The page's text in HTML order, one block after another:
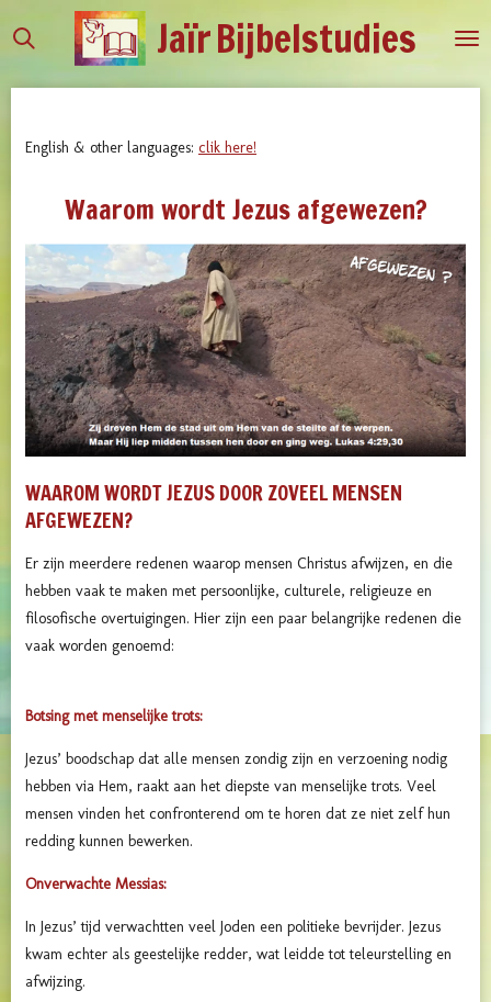
direct
JaïrBijbelstudies
English & other languages: clik here!
Waarom wordt Jezus afgewezen?
WAAROM WORDT JEZUS DOOR ZOVEEL MENSEN
AFGEWEZEN?
Er zijn meerdere redenen waarop mensen Christus afwijzen, en die
hebben vaak te maken met persoonlijke, culturele, religieuze en
filosofische overtuigingen. Hier zijn een paar belangrijke redenen die
vaak worden genoemd:
Botsing met menselijke trots:
Jezus’ boodschap dat alle mensen zondig zijn en verzoening nodig
hebben via Hem, raakt aan het diepste van menselijke trots. Veel
mensen vinden het confronterend om te horen dat ze niet zelf hun
redding kunnen bewerken.
Onverwachte Messias:
In Jezus’ tijd verwachtten veel Joden een politieke bevrijder. Jezus
kwam echter als geestelijke redder, wat leidde tot teleurstelling en
afwijzing.